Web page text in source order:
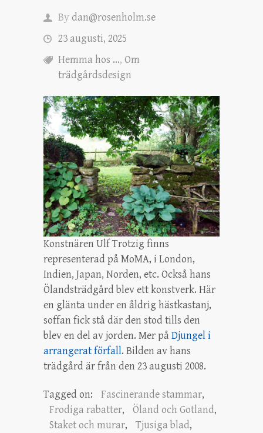
Bydan@rosenholm.se
23 augusti, 2025
Hemma hos ..., Om
trädgårdsdesign
Konstnären Ulf Trotzig finns
representerad på MoMA, i London,
Indien, Japan, Norden, etc. Också hans
Ölandsträdgård blev ett konstverk. Här
en glänta under en åldrig hästkastanj,
soffan fick stå där den stod tills den
blev en del av jorden. Mer på Djungel i
arrangerat förfall. Bilden av hans
trädgård är från den 23 augusti 2008.
Tagged on: Fascinerande stammar,
Frodiga rabatter, Öland och Gotland,
Staket och murar, Tjusiga blad,